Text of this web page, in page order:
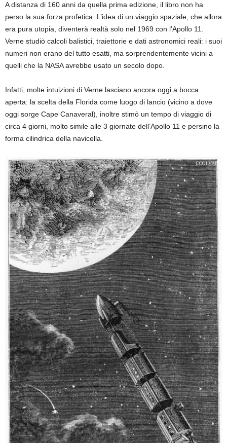
A distanza di 160 anni da quella prima edizione, il libro non ha
perso la sua forza profetica. L’idea di un viaggio spaziale, che allora
era pura utopia, diventerà realtà solo nel 1969 con l’Apollo 11.
Verne studiò calcoli balistici, traiettorie e dati astronomici reali: i suoi
numeri non erano del tutto esatti, ma sorprendentemente vicini a
quelli che la NASA avrebbe usato un secolo dopo.
Infatti, molte intuizioni di Verne lasciano ancora oggi a bocca
aperta: la scelta della Florida come luogo di lancio (vicino a dove
oggi sorge Cape Canaveral), inoltre stimò un tempo di viaggio di
circa 4 giorni, molto simile alle 3 giornate dell’Apollo 11 e persino la
forma cilindrica della navicella.